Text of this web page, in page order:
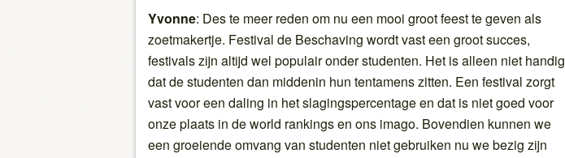
Yvonne: Des te meer reden om nu een mooi groot feest te geven als
zoetmakertje. Festival de Beschaving wordt vast een groot succes,
festivals zijn altijd wel populair onder studenten. Het is alleen niet handig
dat de studenten dan middenin hun tentamens zitten. Een festival zorgt
vast voor een daling in het slagingspercentage en dat is niet goed voor
onze plaats in de world rankings en ons imago. Bovendien kunnen we
een groeiende omvang van studenten niet gebruiken nu we bezig zijn